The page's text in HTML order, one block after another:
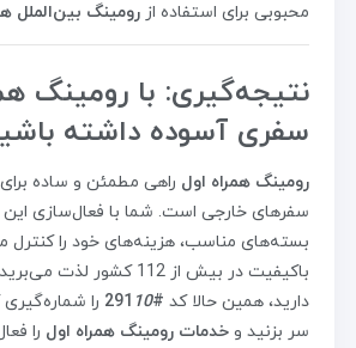
محبوبی برای استفاده از رومینگ بین‌الملل
نتیجه‌گیری: با رومینگ
سفری آسوده داشته
رومینگ همراه اول راهی مطمئن و ساده برای
سفرهای خارجی است. شما با فعال‌سازی
بسته‌های مناسب، هزینه‌های خود را کنترل
باکیفیت در بیش از 112 کشور
دارید، همین حالا کد #291
10 را شماره‌گیری
سر بزنید و خدمات رومینگ همراه اول را